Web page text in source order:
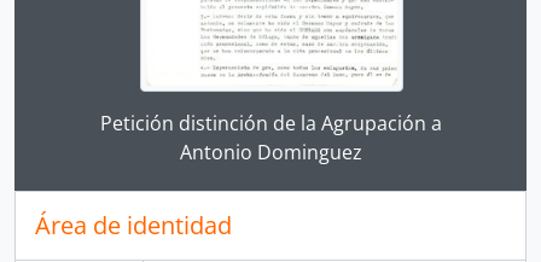
Clicking this description title link will open the
Petición distinción de la Agrupación a
Antonio Dominguez
Área de identidad